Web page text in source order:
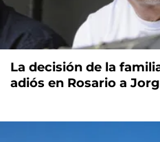
La decisión de la
adiós en Rosario a